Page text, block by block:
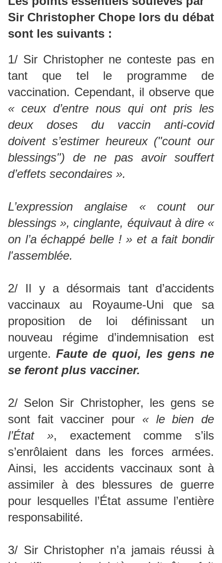
Sir Christopher Chope lors du débat
sont les suivants :
1/ Sir Christopher ne conteste pas en
tant que tel le programme de
vaccination. Cependant, il observe que
« ceux d’entre nous qui ont pris les
deux doses du vaccin anti-covid
doivent s’estimer heureux ("count our
blessings") de ne pas avoir souffert
d’effets secondaires ».
L’expression anglaise « count our
blessings », cinglante, équivaut à dire «
on l’a échappé belle ! » et a fait bondir
l'assemblée.
2/ Il y a désormais tant d’accidents
vaccinaux au Royaume-Uni que sa
proposition de loi définissant un
nouveau régime d’indemnisation est
urgente.Faute de quoi, les gens ne
se feront plus vacciner.
2/ Selon Sir Christopher, les gens se
sont fait vacciner pour « le bien de
l’État », exactement comme s’ils
s’enrôlaient dans les forces armées.
Ainsi, les accidents vaccinaux sont à
assimiler à des blessures de guerre
pour lesquelles l’État assume l’entière
responsabilité.
3/ Sir Christopher n’a jamais réussi à